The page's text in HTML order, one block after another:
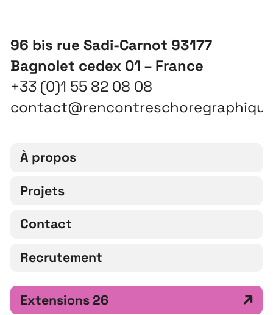
96 bis rue Sadi-Carnot 93177
Bagnolet cedex 01 – France
+33 (0)1 55 82 08 08
À propos
Projets
Contact
Recrutement
Extensions 26